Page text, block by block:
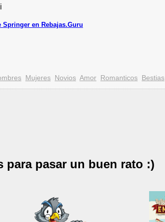
Springer en Rebajas.Guru
Mujeres Novios Amor Romanticos Bestias
para pasar un buen rato :)